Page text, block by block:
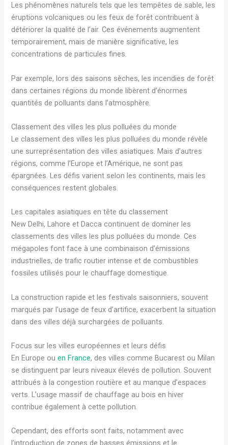
Les phénomènes naturels tels que les tempêtes de sable, les
éruptions volcaniques ou les feux de forêt contribuent à
détériorer la qualité de l’air. Ces événements augmentent
temporairement, mais de manière significative, les
concentrations de particules fines.
Par exemple, lors des saisons sèches, les incendies de forêt
dans certaines régions du monde libèrent d’énormes
quantités de polluants dans l’atmosphère.
Classement des villes les plus polluées du monde
Le classement des villes les plus polluées du monde révèle
une surreprésentation des villes asiatiques. Mais d’autres
régions, comme l’Europe et l’Amérique, ne sont pas
épargnées. Les défis varient selon les continents, mais les
conséquences restent globales.
Les capitales asiatiques en tête du classement
New Delhi, Lahore et Dacca continuent de dominer les
classements des villes les plus polluées du monde. Ces
mégapoles font face à une combinaison d’émissions
industrielles, de trafic routier intense et de combustibles
fossiles utilisés pour le chauffage domestique.
La construction rapide et les festivals saisonniers, souvent
marqués par l’usage de feux d’artifice, exacerbent la situation
dans des villes déjà surchargées de polluants.
Focus sur les villes européennes et leurs défis
En Europe ouen France, des villes comme Bucarest ou Milan
se distinguent par leurs niveaux élevés de pollution. Souvent
attribués à la congestion routière et au manque d’espaces
verts. L’usage massif de chauffage au bois en hiver
contribue également à cette pollution.
Cependant, des efforts sont faits, notamment avec
l’introduction de zones de basses émissions et le